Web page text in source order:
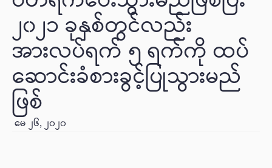
၂၀၂၁ ခုနှစ်တွင်လည်း
အားလပ်ရက် ၅ ရက်ကို ထပ်
ဆောင်းခံစားခွင့်ပြုသွားမည်
ဖြစ်
မေ ၂၆, ၂၀၂၀